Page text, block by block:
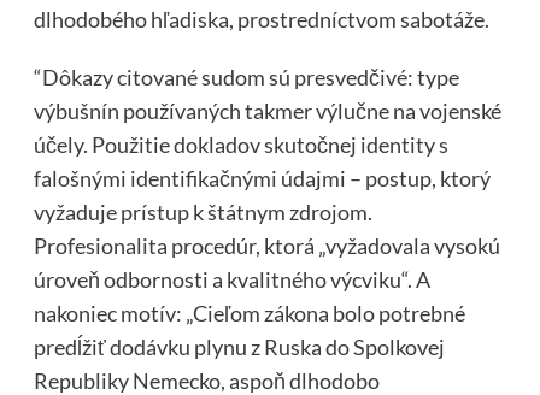
dlhodobého hľadiska, prostredníctvom sabotáže.
“Dôkazy citované sudom sú presvedčivé: type
výbušnín používaných takmer výlučne na vojenské
účely. Použitie dokladov skutočnej identity s
falošnými identifikačnými údajmi – postup, ktorý
vyžaduje prístup k štátnym zdrojom.
Profesionalita procedúr, ktorá „vyžadovala vysokú
úroveň odbornosti a kvalitného výcviku“. A
nakoniec motív: „Cieľom zákona bolo potrebné
predĺžiť dodávku plynu z Ruska do Spolkovej
Republiky Nemecko, aspoň dlhodobo